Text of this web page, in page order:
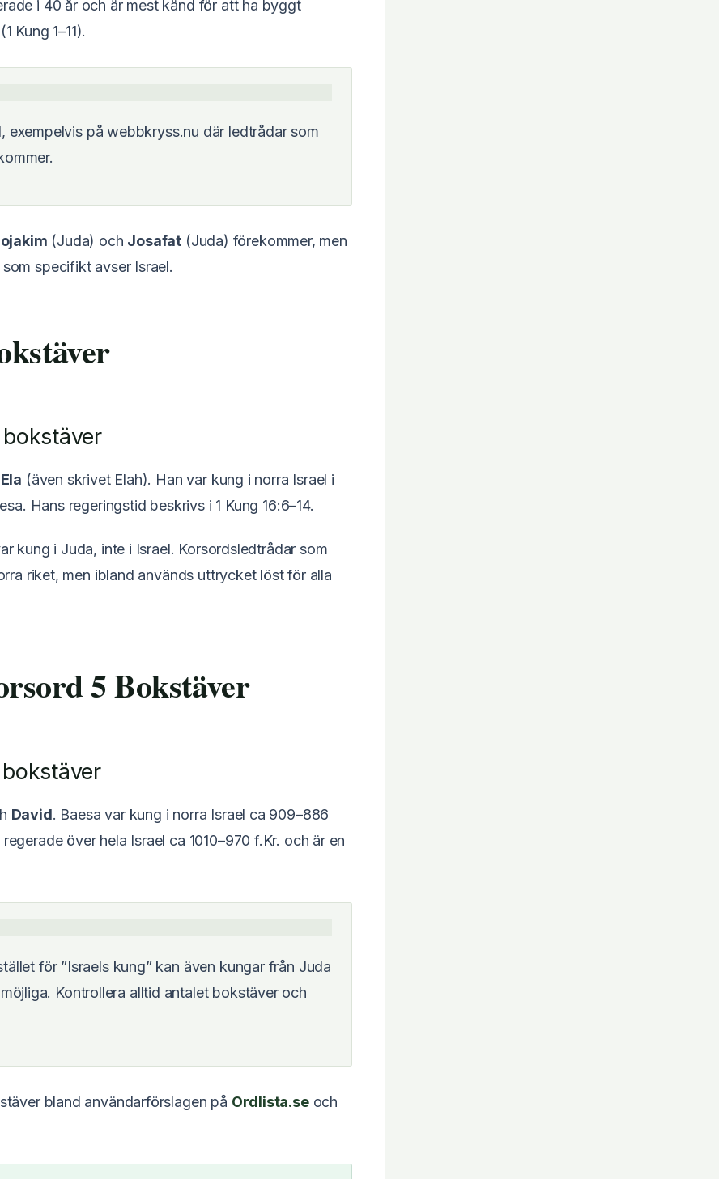
i 40 år och är mest känd för att ha byggt
Kung 1–11).
exempelvis på webbkryss.nu där ledtrådar som
(Juda) och Josafat (Juda) förekommer, men
specifikt avser Israel.
Ela (även skrivet Elah). Han var kung i norra Israel i
Hans regeringstid beskrivs i 1 Kung 16:6–14.
kung i Juda, inte i Israel. Korsordsledtrådar som
riket, men ibland används uttrycket löst för alla
5 Bokstäver
David. Baesa var kung i norra Israel ca 909–886
över hela Israel ca 1010–970 f.Kr. och är en
för ”Israels kung” kan även kungar från Juda
Kontrollera alltid antalet bokstäver och
bland användarförslagen på Ordlista.seoch